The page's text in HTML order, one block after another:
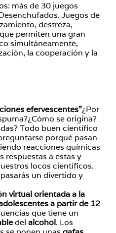
más de 30 juegos
Juegos de
destreza,
permiten una gran
simultáneamente,
la cooperación y la
efervescentes”¿Por
se origina?
Todo buen científico
porqué pasan
reacciones químicas
respuestas a estas y
locos científicos.
un divertido y
virtual orientada a la
a partir de 12
que tiene un
del alcohol. Los